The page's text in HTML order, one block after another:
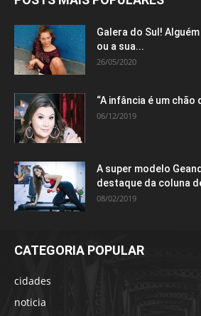
Galera do Sul!
ou a sua...
26/05/2020
“A infância é um chão
06/12/2019
A super modelo
destaque da coluna
08/02/2019
CATEGORIA POPULAR
cidades
noticia